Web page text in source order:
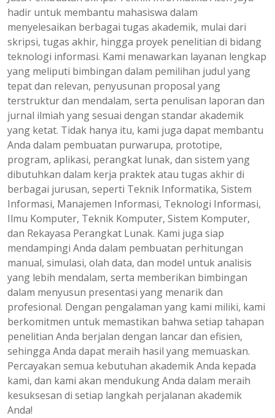
hadir untuk membantu mahasiswa dalam
menyelesaikan berbagai tugas akademik, mulai dari
skripsi, tugas akhir, hingga proyek penelitian di bidang
teknologi informasi. Kami menawarkan layanan lengkap
yang meliputi bimbingan dalam pemilihan judul yang
tepat dan relevan, penyusunan proposal yang
terstruktur dan mendalam, serta penulisan laporan dan
jurnal ilmiah yang sesuai dengan standar akademik
yang ketat. Tidak hanya itu, kami juga dapat membantu
Anda dalam pembuatan purwarupa, prototipe,
program, aplikasi, perangkat lunak, dan sistem yang
dibutuhkan dalam kerja praktek atau tugas akhir di
berbagai jurusan, seperti Teknik Informatika, Sistem
Informasi, Manajemen Informasi, Teknologi Informasi,
Ilmu Komputer, Teknik Komputer, Sistem Komputer,
dan Rekayasa Perangkat Lunak. Kami juga siap
mendampingi Anda dalam pembuatan perhitungan
manual, simulasi, olah data, dan model untuk analisis
yang lebih mendalam, serta memberikan bimbingan
dalam menyusun presentasi yang menarik dan
profesional. Dengan pengalaman yang kami miliki, kami
berkomitmen untuk memastikan bahwa setiap tahapan
penelitian Anda berjalan dengan lancar dan efisien,
sehingga Anda dapat meraih hasil yang memuaskan.
Percayakan semua kebutuhan akademik Anda kepada
kami, dan kami akan mendukung Anda dalam meraih
kesuksesan di setiap langkah perjalanan akademik
Anda!